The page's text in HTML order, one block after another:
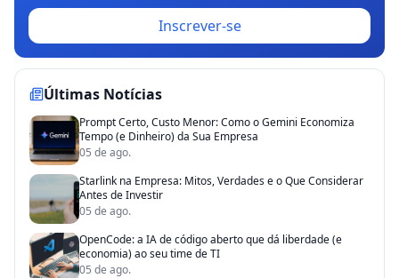
Inscrever-se
Últimas Notícias
Prompt Certo, Custo Menor: Como o Gemini Economiza
Tempo (e Dinheiro) da Sua Empresa
05 de ago.
Starlink na Empresa: Mitos, Verdades e o Que Considerar
Antes de Investir
05 de ago.
OpenCode: a IA de código aberto que dá liberdade (e
economia) ao seu time de TI
05 de ago.